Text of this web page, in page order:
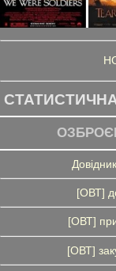
[ОВТ]
[ОВТ]
[ОВТ]